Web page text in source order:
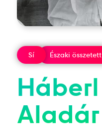
Sí Északi összetett
Háberl
Aladár